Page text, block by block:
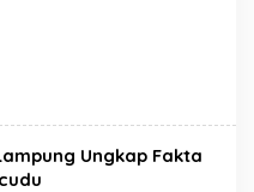
Ungkap Fakta